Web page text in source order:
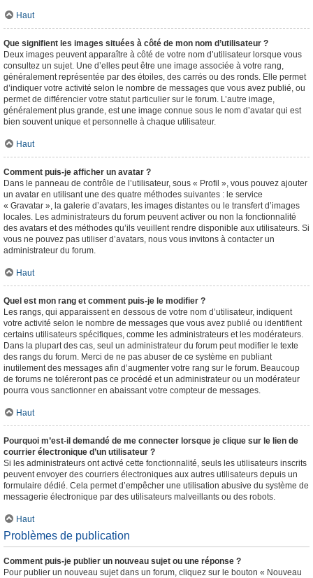
Haut
Que signifient les images situées à côté de mon nom d’utilisateur ?
Deux images peuvent apparaître à côté de votre nom d’utilisateur lorsque vous
consultez un sujet. Une d’elles peut être une image associée à votre rang,
généralement représentée par des étoiles, des carrés ou des ronds. Elle permet
d’indiquer votre activité selon le nombre de messages que vous avez publié, ou
permet de différencier votre statut particulier sur le forum. L’autre image,
généralement plus grande, est une image connue sous le nom d’avatar qui est
bien souvent unique et personnelle à chaque utilisateur.
Haut
Comment puis-je afficher un avatar ?
Dans le panneau de contrôle de l’utilisateur, sous « Profil », vous pouvez ajouter
un avatar en utilisant une des quatre méthodes suivantes : le service
« Gravatar », la galerie d’avatars, les images distantes ou le transfert d’images
locales. Les administrateurs du forum peuvent activer ou non la fonctionnalité
des avatars et des méthodes qu’ils veuillent rendre disponible aux utilisateurs. Si
vous ne pouvez pas utiliser d’avatars, nous vous invitons à contacter un
administrateur du forum.
Haut
Quel est mon rang et comment puis-je le modifier ?
Les rangs, qui apparaissent en dessous de votre nom d’utilisateur, indiquent
votre activité selon le nombre de messages que vous avez publié ou identifient
certains utilisateurs spécifiques, comme les administrateurs et les modérateurs.
Dans la plupart des cas, seul un administrateur du forum peut modifier le texte
des rangs du forum. Merci de ne pas abuser de ce système en publiant
inutilement des messages afin d’augmenter votre rang sur le forum. Beaucoup
de forums ne toléreront pas ce procédé et un administrateur ou un modérateur
pourra vous sanctionner en abaissant votre compteur de messages.
Haut
Pourquoi m’est-il demandé de me connecter lorsque je clique sur le lien de
courrier électronique d’un utilisateur ?
Si les administrateurs ont activé cette fonctionnalité, seuls les utilisateurs inscrits
peuvent envoyer des courriers électroniques aux autres utilisateurs depuis un
formulaire dédié. Cela permet d’empêcher une utilisation abusive du système de
messagerie électronique par des utilisateurs malveillants ou des robots.
Haut
Problèmes de publication
Comment puis-je publier un nouveau sujet ou une réponse ?
Pour publier un nouveau sujet dans un forum, cliquez sur le bouton « Nouveau